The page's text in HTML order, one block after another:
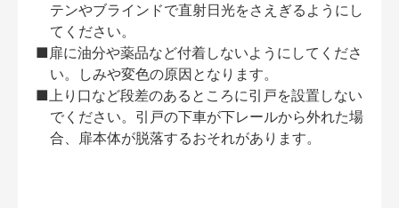
テンやブラインドで直射日光をさえぎるようにし
てください。
■扉に油分や薬品など付着しないようにしてくださ
い。しみや変色の原因となります。
■上り口など段差のあるところに引戸を設置しない
でください。引戸の下車が下レールから外れた場
合、扉本体が脱落するおそれがあります。